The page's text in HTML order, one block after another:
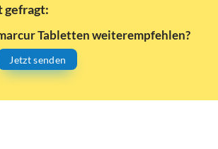
gefragt:
Tabletten weiterempfehlen?
Jetzt senden